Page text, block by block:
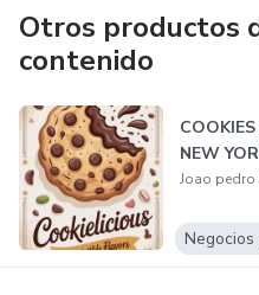
Otros productos
contenido
NEW
Negocios